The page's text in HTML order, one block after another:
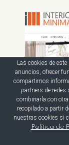
Las cookies de
anuncios, ofrecer
compartimos
partners de
combinarla con
recopilado a partir
nuestras cookies si
Política de